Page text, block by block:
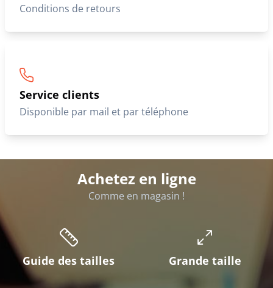
Conditions de retours
Service clients
Disponible par mail et par téléphone
Achetez en ligne
Comme en magasin !
Guide des tailles Grande taille